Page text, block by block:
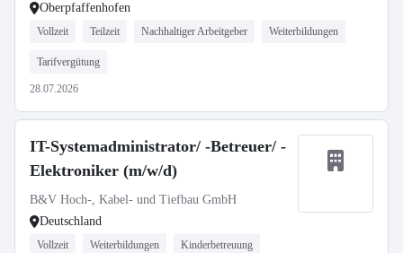
Oberpfaffenhofen
Vollzeit Teilzeit Nachhaltiger Arbeitgeber Weiterbildungen
Tarifvergütung
28.07.2026
IT-Systemadministrator/ -Betreuer/ -
Elektroniker (m/w/d)
B&V Hoch-, Kabel- und Tiefbau GmbH
Deutschland
Vollzeit Weiterbildungen Kinderbetreuung